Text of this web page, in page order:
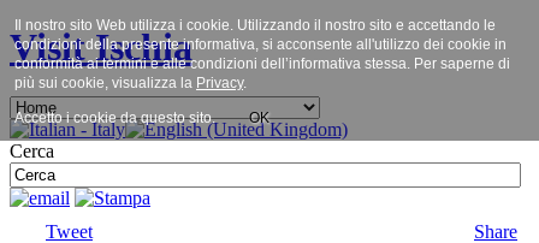
Visit Ischia
Cerca
Tweet Share
Il nostro sito Web utilizza i cookie. Utilizzando il nostro sito e accettando le
condizioni della presente informativa, si acconsente all'utilizzo dei cookie in
conformità ai termini e alle condizioni dell’informativa stessa. Per saperne di
più sui cookie, visualizza la Privacy.
Accetto i cookie da questo sito. OK